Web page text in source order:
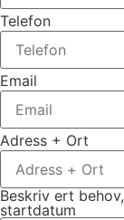
Telefon
Email
Adress + Ort
Beskriv ert
startdatum